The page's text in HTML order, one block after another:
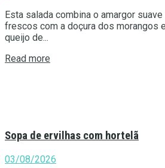
Esta salada combina o amargor
frescos com a doçura dos morangos
queijo de...
Read more
Sopa de ervilhas com hortelã
03/08/2026